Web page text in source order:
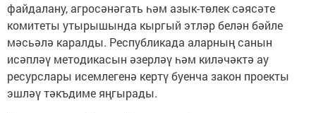
файдалану, агросәнәгать һәм азык-төлек сәясәте
комитеты утырышында кыргый этләр белән бәйле
мәсьәлә каралды. Республикада аларның санын
исәпләү методикасын әзерләү һәм киләчәктә ау
ресурслары исемлегенә кертү буенча закон проекты
эшләү тәкъдиме яңгырады.